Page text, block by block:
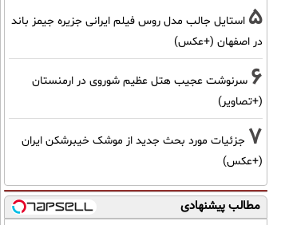
5 استایل جالب مدل روس فیلم ایرانی جزیره جیمز باند
در اصفهان (+عکس)
6 سرنوشت عجیب هتل عظیم شوروی در ارمنستان
(+تصاویر)
7 جزئیات مورد بحث جدید از موشک خیبرشکن ایران
(+عکس)
مطالب پیشنهادی